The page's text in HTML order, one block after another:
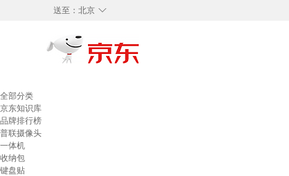
◇
送至： 北京
全部分类
京东知识库
品牌排行榜
普联摄像头
一体机
收纳包
键盘贴